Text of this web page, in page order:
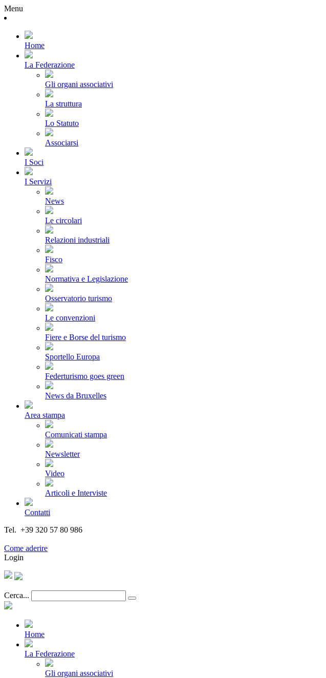
Menu
Home
La Federazione
Gli organi associativi
La struttura
Lo Statuto
Associarsi
I Soci
I Servizi
News
Le circolari
Relazioni industriali
Fisco
Normativa e Legislazione
Osservatorio turismo
Le convenzioni
Fiere e Borse del turismo
Sportello Europa
Federturismo goes green
News da Bruxelles
Area stampa
Comunicati stampa
Newsletter
Video
Articoli e Interviste
Contatti
Tel. +39 320 57 80 986
Come aderire
Login
Cerca...
Home
La Federazione
Gli organi associativi